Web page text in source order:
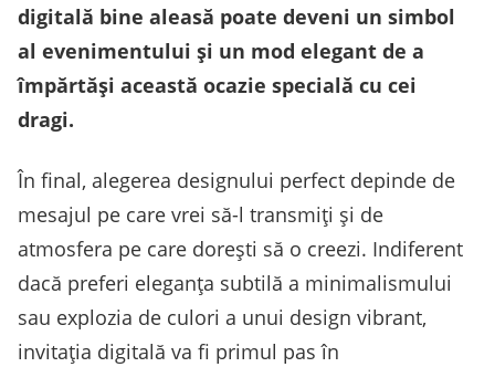
digitală bine aleasă poate deveni un simbol
al evenimentului și un mod elegant de a
împărtăși această ocazie specială cu cei
dragi.
În final, alegerea designului perfect depinde de
mesajul pe care vrei să-l transmiți și de
atmosfera pe care dorești să o creezi. Indiferent
dacă preferi eleganța subtilă a minimalismului
sau explozia de culori a unui design vibrant,
invitația digitală va fi primul pas în